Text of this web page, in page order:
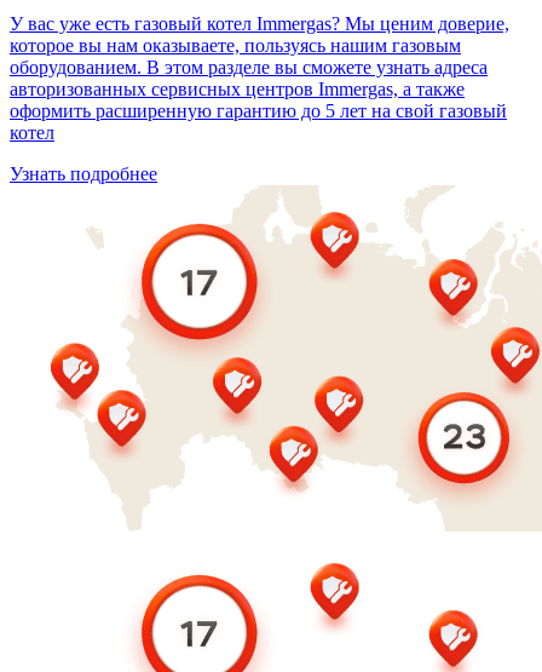
У вас уже есть газовый котел Immergas? Мы ценим доверие,
которое вы нам оказываете, пользуясь нашим газовым
оборудованием. В этом разделе вы сможете узнать адреса
авторизованных сервисных центров Immergas, а также
оформить расширенную гарантию до 5 лет на свой газовый
котел
Узнать подробнее